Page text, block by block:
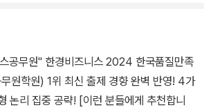
수험 적합한 강의를 이어오고 있다.
한국품질만족
제 경향 완벽 반영! 4가
! [이런 분들에게 추천합니